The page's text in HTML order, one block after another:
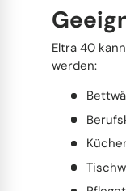
Eltra 40
werden: